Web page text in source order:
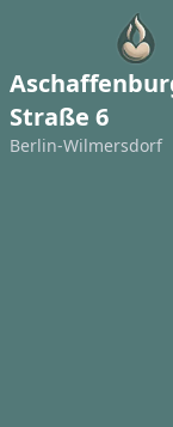
Straße 6
Berlin-Wilmersdorf